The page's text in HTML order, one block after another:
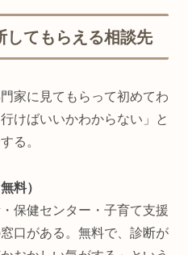
してもらえる相談先
家に見てもらって初めてわ
けばいいかわからない」と
る。
料）
保健センター・子育て支援
口がある。無料で、診断が